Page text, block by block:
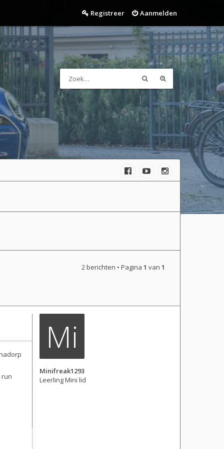
Aanmelden
Registreer
2 berichten • Pagina 1 van 1
Mi
Minifreak1293
Leerling Mini lid
run